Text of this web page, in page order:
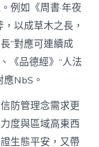
例如《周書·年夜
以成草木之長，
”對應可連續成
《品德經》“人法
NbS。
防管理念需求更
度與區域高東西
生態平安，又帶